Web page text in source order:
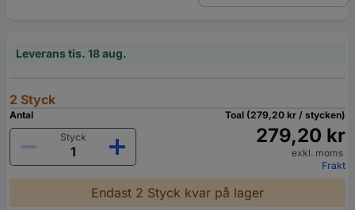
Leverans tis. 18 aug.
2 Styck
Antal
Styck
Toal (279,20 kr / stycken)
279,20 kr
exkl. moms
Frakt
Endast 2 Styck kvar på lager